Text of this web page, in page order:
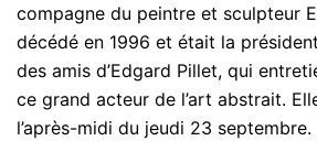
compagne du peintre et sculpteur
décédé en 1996 et était la
des amis d’Edgard Pillet, qui
ce grand acteur de l’art abstrait.
l’après-midi du jeudi 23